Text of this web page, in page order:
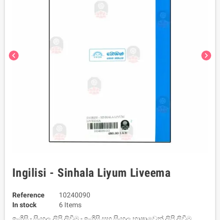
chevron_left chevron_right
Ingilisi - Sinhala Liyum Liveema
Reference
10240090
In stock
6 Items